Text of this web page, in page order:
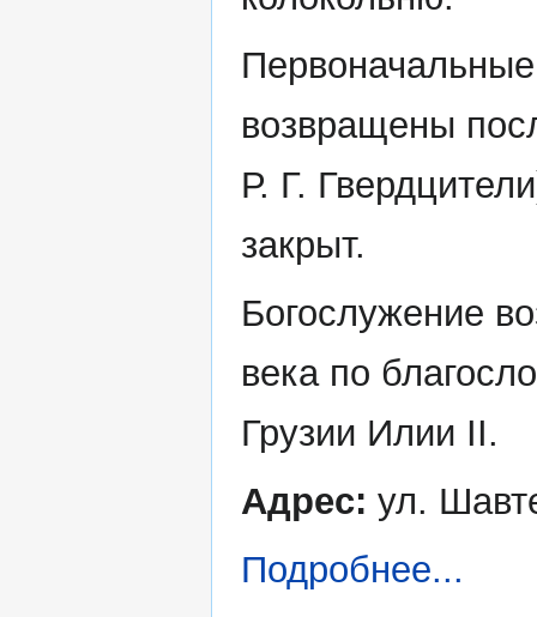
возвращены
Р. Г.
закрыт.
Богослужение
века по
Грузии Илии II.
Адрес: ул.
Подробнее...